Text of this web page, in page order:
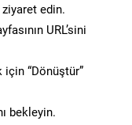
edin.
URL’sini
“Dönüştür”
bekleyin.